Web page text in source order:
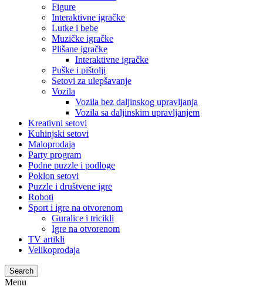
Figure
Interaktivne igračke
Lutke i bebe
Muzičke igračke
Plišane igračke
Interaktivne igračke
Puške i pištolji
Setovi za ulepšavanje
Vozila
Vozila bez daljinskog upravljanja
Vozila sa daljinskim upravljanjem
Kreativni setovi
Kuhinjski setovi
Maloprodaja
Party program
Podne puzzle i podloge
Poklon setovi
Puzzle i društvene igre
Roboti
Sport i igre na otvorenom
Guralice i tricikli
Igre na otvorenom
TV artikli
Velikoprodaja
Search
Menu